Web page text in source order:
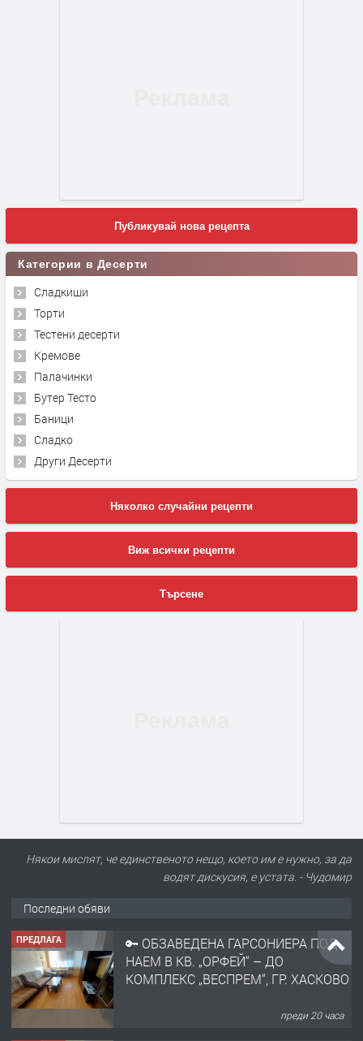
Публикувай нова рецепта
Категории в Десерти
Сладкиши
Торти
Тестени десерти
Кремове
Палачинки
Бутер Тесто
Баници
Сладко
Други Десерти
Няколко случайни рецепти
Виж всички рецепти
Търсене
Някои мислят, че единственото нещо, което им е нужно, за да
водят дискусия, е устата. - Чудомир
Последни обяви
ПРЕДЛАГА
🔑 ОБЗАВЕДЕНА ГАРСОНИЕРА ПОД
НАЕМ В КВ. „ОРФЕЙ“ – ДО
КОМПЛЕКС „ВЕСПРЕМ“, ГР. ХАСКОВО
преди 20 часа